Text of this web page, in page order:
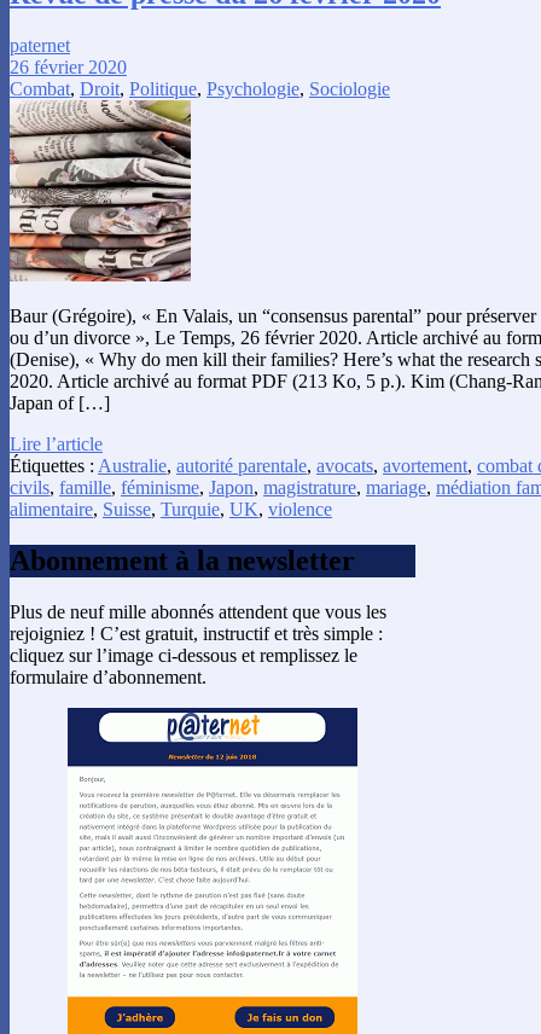
paternet
26 février 2020
Combat, Droit, Politique, Psychologie, Sociologie
Baur (Grégoire), « En Valais, un “consensus parental” pour préserver
ou d’un divorce », Le Temps, 26 février 2020. Article archivé au
(Denise), « Why do men kill their families? Here’s what the research
2020. Article archivé au format PDF (213 Ko, 5 p.). Kim (Chang-
Japan of […]
Lire l’article
Étiquettes : Australie, autorité parentale, avocats, avortement, combat
civils, famille, féminisme, Japon, magistrature, mariage, médiation
alimentaire, Suisse, Turquie, UK, violence
Abonnement à la newsletter
Plus de neuf mille abonnés attendent que vous les
rejoigniez ! C’est gratuit, instructif et très simple :
cliquez sur l’image ci-dessous et remplissez le
formulaire d’abonnement.